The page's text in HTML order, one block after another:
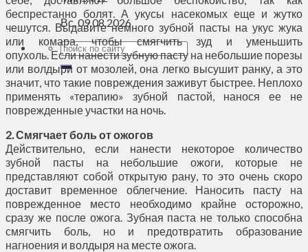
Вс, 09.08.2026
беспрестанно болят. А укусы насекомых еще и жутко
чешутся. Выдавите немного зубной пасты на укус жука
или комара, чтобы смягчить зуд и уменьшить
опухоль. Если нанести зубную пасту на небольшие порезы
или волдыри от мозолей, она легко высушит ранку, а это
значит, что такие повреждения заживут быстрее. Неплохо
применять «терапию» зубной пастой, нанося ее не
поврежденные участки на ночь.
2. Смягчает боль от ожогов
Действительно, если нанести некоторое количество
зубной пасты на небольшие ожоги, которые не
представляют собой открытую рану, то это очень скоро
доставит временное облегчение. Наносить пасту на
поврежденное место необходимо крайне осторожно,
сразу же после ожога. Зубная паста не только способна
смягчить боль, но и предотвратить образование
нагноения и волдыря на месте ожога.